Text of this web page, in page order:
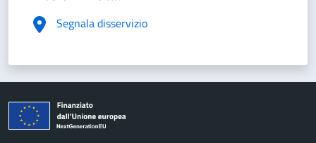
Segnala disservizio